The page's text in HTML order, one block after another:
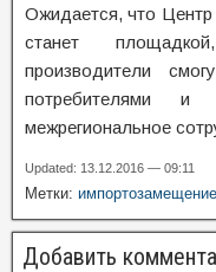
Ожидается, что
станет
производители
потребителями и
межрегиональное
Updated: 13.12.2016 — 09:11
Метки: импортозамещение
Добавить